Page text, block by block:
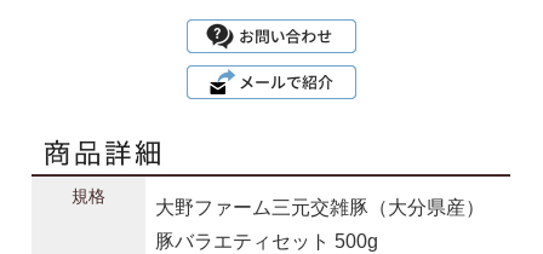
規格
大野ファーム三元交雑豚（大分県産）
豚バラエティセット 500g